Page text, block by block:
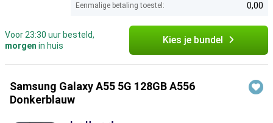
Eenmalige betaling toestel: 0,00
Voor 23:30 uur besteld,
morgen in huis Kies je bundel
Samsung Galaxy A55 5G 128GB A556
Donkerblauw